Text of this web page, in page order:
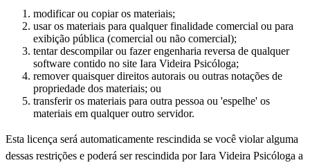
modificar ou copiar os materiais;
usar os materiais para qualquer finalidade comercial ou para
exibição pública (comercial ou não comercial);
tentar descompilar ou fazer engenharia reversa de qualquer
software contido no site Iara Videira Psicóloga;
remover quaisquer direitos autorais ou outras notações de
propriedade dos materiais; ou
transferir os materiais para outra pessoa ou 'espelhe' os
materiais em qualquer outro servidor.
Esta licença será automaticamente rescindida se você violar alguma
dessas restrições e poderá ser rescindida por Iara Videira Psicóloga a